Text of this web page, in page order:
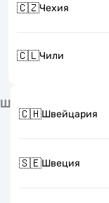
🇨🇿Чехия
🇨🇱Чили
Ш
🇨🇭Швейцария
🇸🇪Швеция